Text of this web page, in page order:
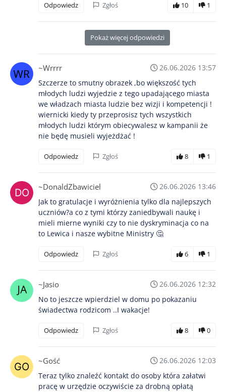
Odpowiedz Zgłoś 10 1
Pokaż więcej odpowiedzi
~Wrrrr
26.06.2026 13:57
Szczerze to smutny obrazek ,bo większość tych
młodych ludzi wyjedzie z tego upadającego miasta
we władzach miasta ludzie bez wizji i kompetencji !
wiernicki kiedy ty przeprosisz tych wszystkich
młodych ludzi którym obiecywalesz w kampanii że
nie będę musieli wyjeżdżać !
Odpowiedz Zgłoś 8 1
~DonaldZbawiciel
26.06.2026 13:46
Jak to gratulacje i wyróżnienia tylko dla najlepszych
uczniów?a co z tymi którzy zaniedbywali naukę i
mieli mierne wyniki czy to nie dyskryminacja co na
to Lewica i nasze wybitne Ministry 🤔
Odpowiedz Zgłoś 6 1
~Jasio
26.06.2026 12:32
No to jeszcze wpierdziel w domu po pokazaniu
świadectwa rodzicom ..I wakacje!
Odpowiedz Zgłoś 8 0
~Gość
26.06.2026 12:03
Teraz tylko znaleźć kontakt do osoby która załatwi
pracę w urzędzie oczywiście za drobną opłatą